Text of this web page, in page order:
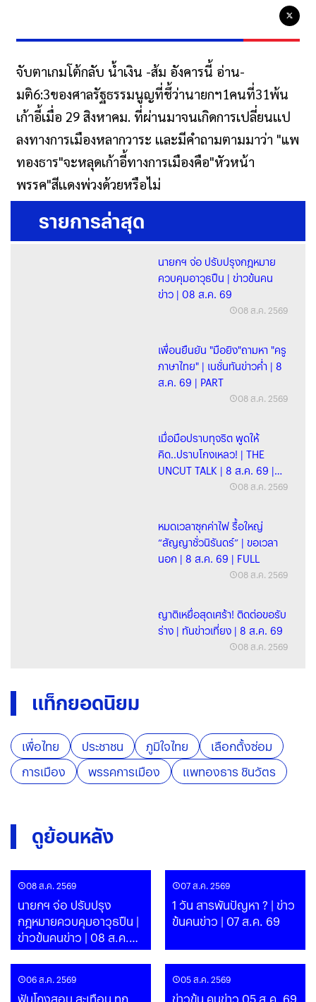
จับตาเกมโต้กลับ น้ำเงิน -ส้ม อังคารนี้ อ่าน-
มติ6:3ของศาลรัฐธรรมนูญที่ชึ้ว่านายกฯ1คนที่31พ้น
เก้าอี้เมื่อ 29 สิงหาคม. ที่ผ่านมาจนเกิดการเปลี่ยนเเป
ลงทางการเมืองหลากวาระ เเละมีคำถามตามมาว่า "แพ
ทองธาร"จะหลุดเก้าอี้ทางการเมืองคือ"หัวหน้า
พรรค"สีเเดงพ่วงด้วยหรือไม่
รายการล่าสุด
นายกฯ จ่อ ปรับปรุงกฎหมาย
ควบคุมอาวุธปืน | ข่าวข้นคน
ข่าว | 08 ส.ค. 69
08 ส.ค. 2569
เพื่อนยืนยัน "มือยิง"ถามหา "ครู
ภาษาไทย" | เนชั่นทันข่าวค่ำ | 8
ส.ค. 69 | PART
08 ส.ค. 2569
เมื่อมือปราบทุจริต พูดให้
คิด..ปราบโกงเหลว! | THE
UNCUT TALK | 8 ส.ค. 69 |
08 ส.ค. 2569
หมดเวลาซุกค่าไฟ รื้อใหญ่
“สัญญาชั่วนิรันดร์” | ขอเวลา
นอก | 8 ส.ค. 69 | FULL
08 ส.ค. 2569
ญาติเหยื่อสุดเศร้า! ติดต่อขอรับ
ร่าง | ทันข่าวเที่ยง | 8 ส.ค. 69
08 ส.ค. 2569
แท็กยอดนิยม
เพื่อไทย ประชาชน ภูมิใจไทย
เลือกตั้งซ่อม
การเมือง
พรรคการเมือง แพทองธาร ชินวัตร
ดูย้อนหลัง
08 ส.ค. 2569
นายกฯ จ่อ ปรับปรุง
กฎหมายควบคุมอาวุธปืน |
ข่าวข้นคนข่าว | 08 ส.ค.
69
07 ส.ค. 2569
1 วัน สารพันปัญหา ? | ข่าว
ข้นคนข่าว | 07 ส.ค. 69
06 ส.ค. 2569 05 ส.ค. 2569